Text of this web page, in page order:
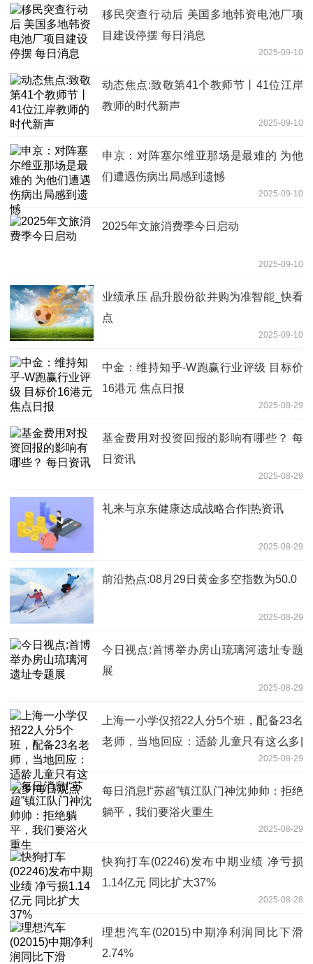
移民突查行动后 美国多地韩资电池厂项
目建设停摆 每日消息
2025-09-10
动态焦点:致敬第41个教师节丨41位江岸
教师的时代新声
2025-09-10
申京：对阵塞尔维亚那场是最难的 为他
们遭遇伤病出局感到遗憾
2025-09-10
2025年文旅消费季今日启动
2025-09-10
业绩承压 晶升股份欲并购为准智能_快看
点
2025-09-10
中金：维持知乎-W跑赢行业评级 目标价
16港元 焦点日报
2025-08-29
基金费用对投资回报的影响有哪些？ 每
日资讯
2025-08-29
礼来与京东健康达成战略合作|热资讯
2025-08-29
前沿热点:08月29日黄金多空指数为50.0
2025-08-29
今日视点:首博举办房山琉璃河遗址专题
展
2025-08-29
上海一小学仅招22人分5个班，配备23名
老师，当地回应：适龄儿童只有这么多|
2025-08-29
每日消息!“苏超”镇江队门神沈帅帅：拒绝
躺平，我们要浴火重生
2025-08-29
快狗打车(02246)发布中期业绩 净亏损
1.14亿元 同比扩大37%
2025-08-28
理想汽车(02015)中期净利润同比下滑
2.74%